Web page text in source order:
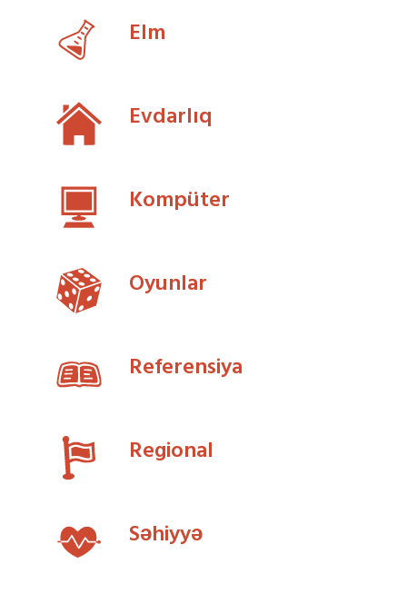
Elm
Evdarlıq
Kompüter
Oyunlar
Referensiya
Regional
Səhiyyə